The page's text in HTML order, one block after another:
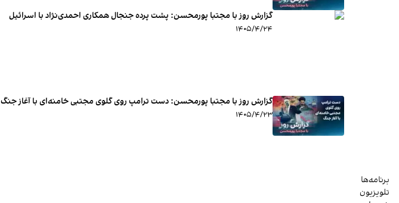
گزارش روز با مجتبا پورمحسن: پشت پرده جنجال همکاری احمدی‌‌‌نژاد با اسرائیل
۱۴۰۵/۴/۲۴
گزارش روز با مجتبا پورمحسن: دست ترامپ روی گلوی مجتبی خامنه‌ای با آغاز جنگ
۱۴۰۵/۴/۲۳
برنامه‌ها
تلویزیون